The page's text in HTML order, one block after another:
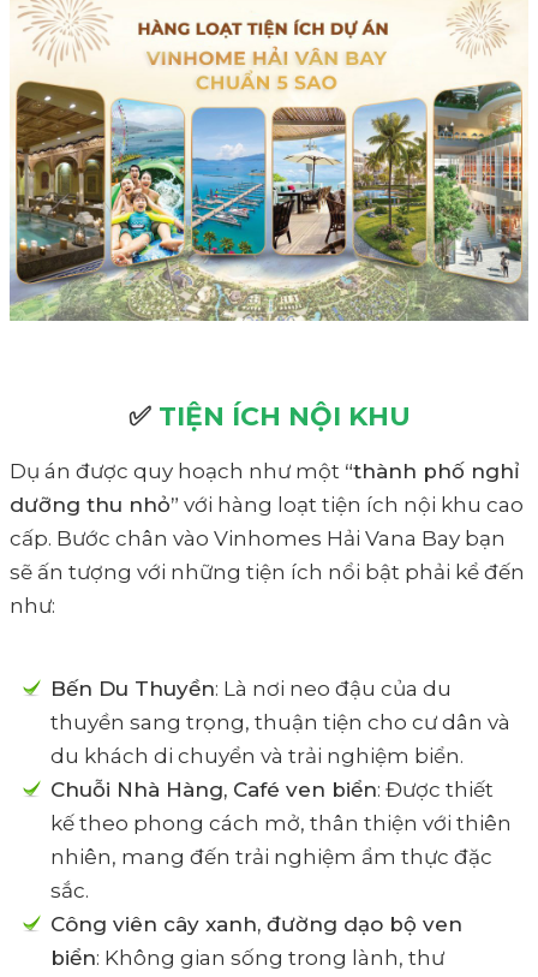
✅ TIỆN ÍCH NỘI KHU
Dụ án được quy hoạch như một “thành phố nghỉ
dưỡng thu nhỏ” với hàng loạt tiện ích nội khu cao
cấp. Bước chân vào Vinhomes Hải Vana Bay bạn
sẽ ấn tượng với những tiện ích nổi bật phải kể đến
như:
Bến Du Thuyền: Là nơi neo đậu của du
thuyền sang trọng, thuận tiện cho cư dân và
du khách di chuyển và trải nghiệm biển.
Chuỗi Nhà Hàng, Café ven biển: Được thiết
kế theo phong cách mở, thân thiện với thiên
nhiên, mang đến trải nghiệm ẩm thực đặc
sắc.
Công viên cây xanh, đường dạo bộ ven
biển: Không gian sống trong lành, thư